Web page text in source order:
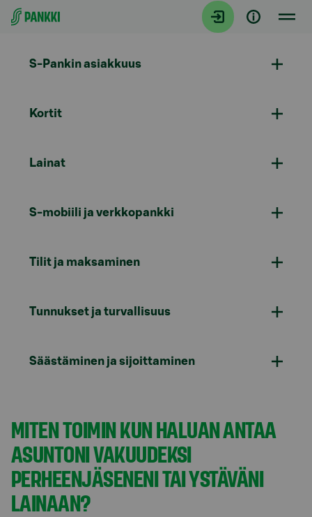
Siirry suoraan sisältöön
S-Pankin asiakkuus
Kortit
Lainat
S-mobiili ja verkkopankki
Tilit ja maksaminen
Tunnukset ja turvallisuus
Säästäminen ja sijoittaminen
MITEN TOIMIN KUN HALUAN ANTAA
ASUNTONI VAKUUDEKSI
PERHEENJÄSENENI TAI YSTÄVÄNI
LAINAAN?